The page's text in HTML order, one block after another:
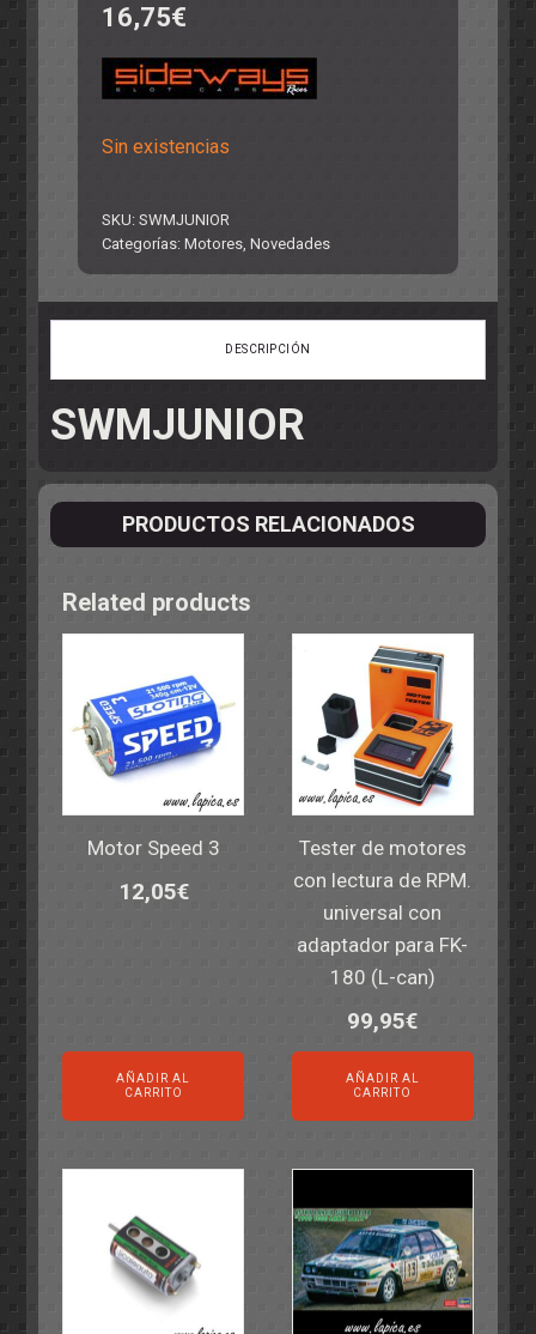
16,75€
Sin existencias
SKU:SWMJUNIOR
Categorías:Motores ,Novedades
DESCRIPCIÓN
SWMJUNIOR
PRODUCTOS RELACIONADOS
Related products
Motor Speed 3
12,05€
AÑADIR AL
CARRITO
Tester de motores
con lectura de RPM.
universal con
adaptador para FK-
180 (L-can)
99,95€
AÑADIR AL
CARRITO